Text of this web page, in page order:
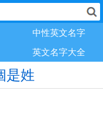
中性英文名字
英文名字大全
是姓